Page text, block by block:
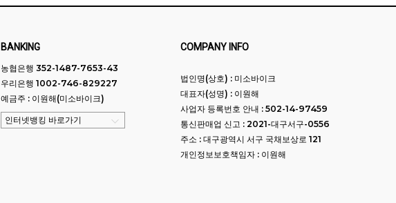
BANKING
농협은행 352-1487-7653-43
우리은행 1002-746-829227
예금주 : 이원해(미소바이크)
COMPANY INFO
법인명(상호) : 미소바이크
대표자(성명) : 이원해
사업자 등록번호 안내 : 502-14-97459
통신판매업 신고 : 2021-대구서구-0556
주소 : 대구광역시 서구 국채보상로 121
개인정보보호책임자 : 이원해